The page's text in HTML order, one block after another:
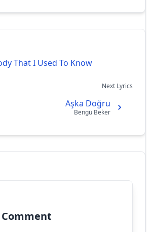
That I Used To Know
Next Lyrics
Aşka Doğru
Bengü Beker
Comment